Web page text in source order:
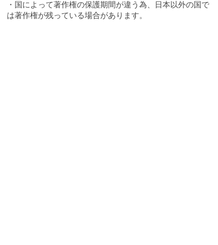
・国によって著作権の保護期間が違う為、日本以外の国で
は著作権が残っている場合があります。